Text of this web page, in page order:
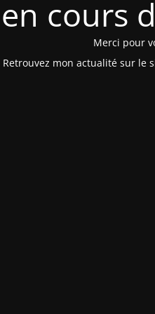
cours
Merci pour
Retrouvez mon actualité sur le